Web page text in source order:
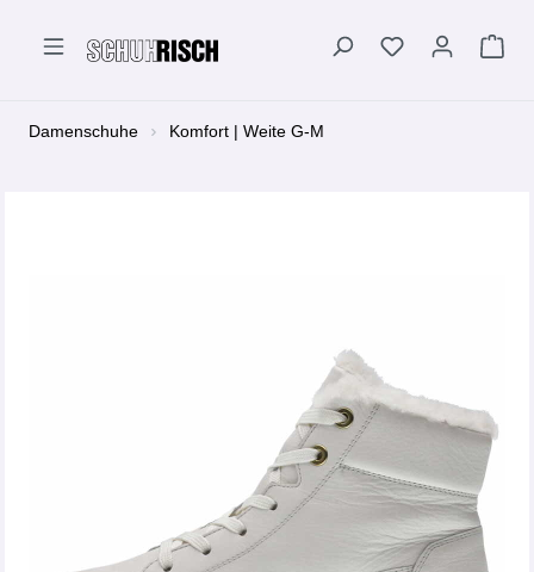
Damenschuhe Komfort | Weite G-M